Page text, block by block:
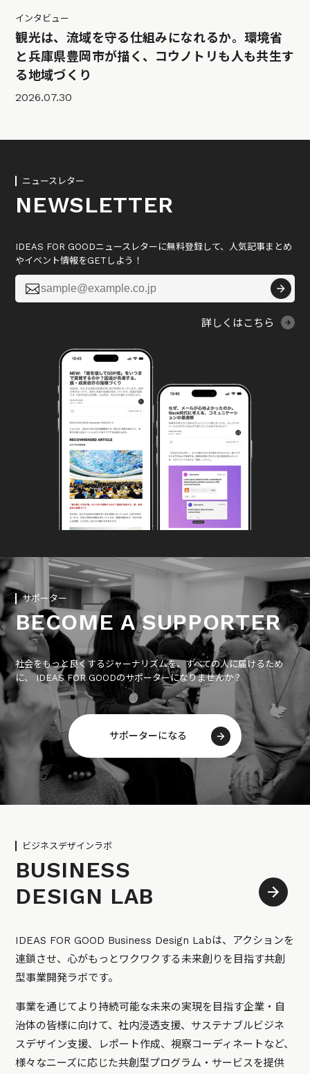
インタビュー
観光は、流域を守る仕組みになれるか。環境省
と兵庫県豊岡市が描く、コウノトリも人も共生す
る地域づくり
2026.07.30
ニュースレター
NEWSLETTER
IDEAS FOR GOODニュースレターに無料登録して、人気記事まとめ
やイベント情報をGETしよう！

詳しくはこちら
サポーター
BECOME A SUPPORTER
社会をもっと良くするジャーナリズムを、すべての人に届けるため
に、 IDEAS FOR GOODのサポーターになりませんか？
サポーターになる
ビジネスデザインラボ
BUSINESS
DESIGN LAB
IDEAS FOR GOOD Business Design Labは、アクションを
連鎖させ、心がもっとワクワクする未来創りを目指す共創
型事業開発ラボです。
事業を通じてより持続可能な未来の実現を目指す企業・自
治体の皆様に向けて、社内浸透支援、サステナブルビジネ
スデザイン支援、レポート作成、視察コーディネートなど、
様々なニーズに応じた共創型プログラム・サービスを提供